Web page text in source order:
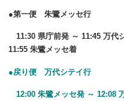
●第一便 朱鷺メッセ行
11:30 県庁前発 ～ 11:45 万代
11:55 朱鷺メッセ着
●戻り便 万代シテイ行
12:00 朱鷺メッセ発 ～ 12:08